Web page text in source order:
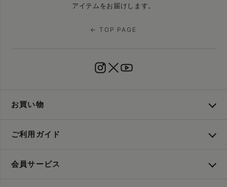
アイテムをお届けします。
← TOP PAGE
お買い物
ご利用ガイド
会員サービス